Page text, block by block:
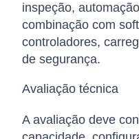
inspeção,
combinação com
controladores,
de segurança.
Avaliação técnica
A avaliação deve